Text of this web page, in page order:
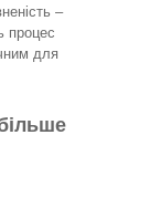
–
процес
для